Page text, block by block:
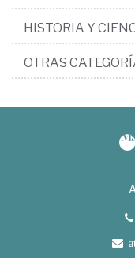
HISTORIA Y
OTRAS